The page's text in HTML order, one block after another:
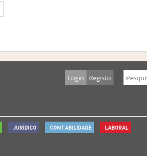
Login Registo
JURÍDICO CONTABILIDADE LABORAL